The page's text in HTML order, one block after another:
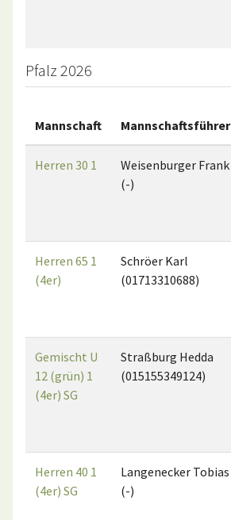
Pfalz 2026
Mannschaft Mannschaftsführer
Herren 30 1
Weisenburger Frank
(-)
Herren 65 1
(4er)
Schröer Karl
(01713310688)
Gemischt U
12 (grün) 1
(4er) SG
Straßburg Hedda
(015155349124)
Herren 40 1
(4er) SG
Langenecker Tobias
(-)